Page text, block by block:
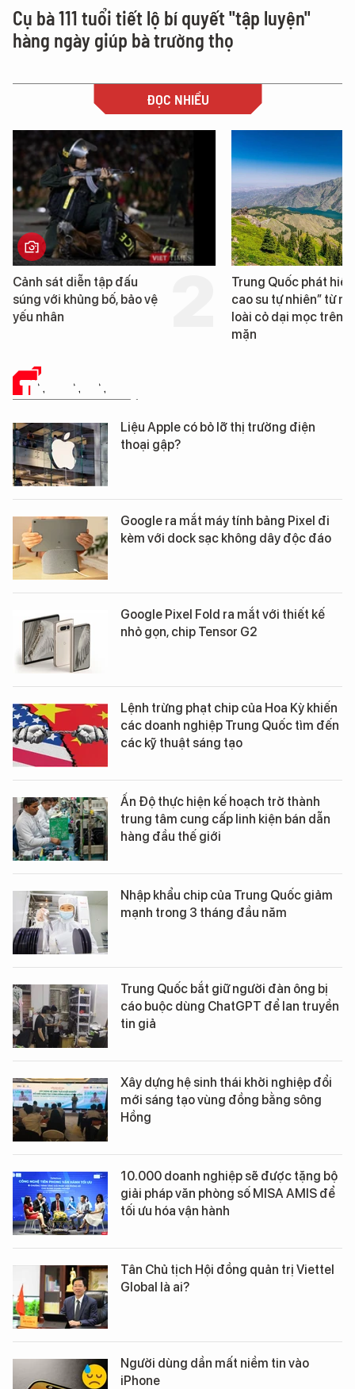
Cụ bà 111 tuổi tiết lộ bí quyết "tập luyện"
hàng ngày giúp bà trường thọ
ĐỌC NHIỀU
Trung Quốc phát hiện “mỏ
cao su tự nhiên” từ một
loài cỏ dại mọc trên đất
Loạt dự án bất động
Đà Nẵng sắp bị kiểm
TIN CÔNG NGHỆ
Liệu Apple có bỏ lỡ thị trường điện
thoại gập?
Google ra mắt máy tính bảng Pixel đi
kèm với dock sạc không dây độc đáo
Google Pixel Fold ra mắt với thiết kế
nhỏ gọn, chip Tensor G2
Lệnh trừng phạt chip của Hoa Kỳ khiến
các doanh nghiệp Trung Quốc tìm đến
các kỹ thuật sáng tạo
Ấn Độ thực hiện kế hoạch trở thành
trung tâm cung cấp linh kiện bán dẫn
hàng đầu thế giới
Nhập khẩu chip của Trung Quốc giảm
mạnh trong 3 tháng đầu năm
Trung Quốc bắt giữ người đàn ông bị
cáo buộc dùng ChatGPT để lan truyền
tin giả
Xây dựng hệ sinh thái khởi nghiệp đổi
mới sáng tạo vùng đồng bằng sông
Hồng
10.000 doanh nghiệp sẽ được tặng bộ
giải pháp văn phòng số MISA AMIS để
tối ưu hóa vận hành
Tân Chủ tịch Hội đồng quản trị Viettel
Global là ai?
Người dùng dần mất niềm tin vào
iPhone